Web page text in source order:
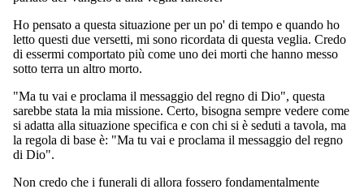
Ho pensato a questa situazione per un po' di tempo e quando ho
letto questi due versetti, mi sono ricordata di questa veglia. Credo
di essermi comportato più come uno dei morti che hanno messo
sotto terra un altro morto.
"Ma tu vai e proclama il messaggio del regno di Dio", questa
sarebbe stata la mia missione. Certo, bisogna sempre vedere come
si adatta alla situazione specifica e con chi si è seduti a tavola, ma
la regola di base è: "Ma tu vai e proclama il messaggio del regno
di Dio".
Non credo che i funerali di allora fossero fondamentalmente